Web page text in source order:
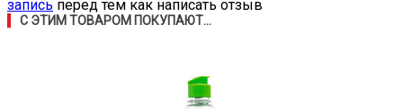
запись перед тем как написать отзыв
С ЭТИМ ТОВАРОМ ПОКУПАЮТ...